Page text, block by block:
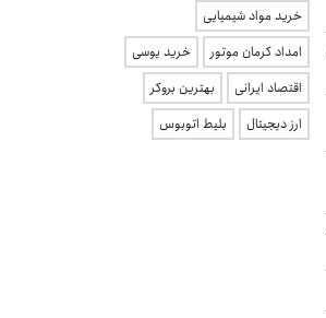
خرید مواد شیمیایی
امداد کرمان موتور
خرید یوسی
اقتصاد ایرانی
بهترین بروکر
ارز دیجیتال
بلیط اتوبوس